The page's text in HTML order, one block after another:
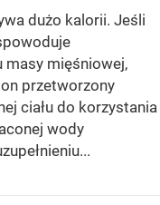
dużo kalorii. Jeśli
masy mięśniowej,
przetworzony
ciału do korzystania
wody